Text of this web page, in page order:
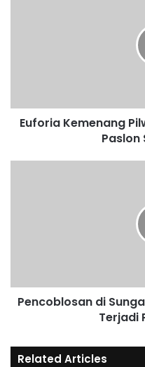
Euforia Kemenang
Paslon
Pencoblosan di
Terjadi
Related Articles